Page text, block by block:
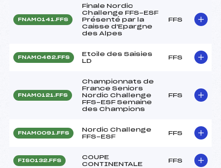
FNAM0141.FFS
Finale Nordic
Challenge FFS-ESF
Présenté par la
Caisse d'Epargne
des Alpes
FFS
FNAM0462.FFS
Etoile des Saisies
LD
FFS
FNAM0121.FFS
Championnats de
France Seniors
Nordic Challenge
FFS-ESF Semaine
des Champions
FFS
FNAM0091.FFS
Nordic Challenge
FFS-ESF
FFS
FIS0132.FFS
COUPE
CONTINENTALE
FFS